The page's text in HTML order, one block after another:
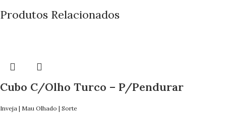
Produtos Relacionados
Cubo C/Olho Turco – P/Pendurar
Inveja | Mau Olhado | Sorte